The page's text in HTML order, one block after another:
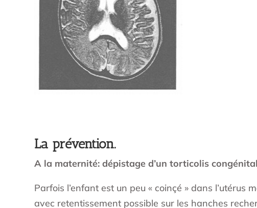
La prévention.
A la maternité: dépistage d’un torticolis
Parfois l’enfant est un peu « coinçé » dans
avec retentissement possible sur les hanches